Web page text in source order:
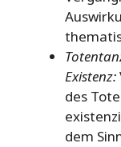
Existenz:
des
dem